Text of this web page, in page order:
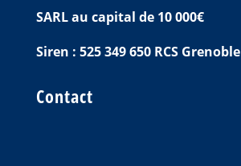
SARL au capital de 10 000€
Siren : 525 349 650 RCS Grenoble
Contact